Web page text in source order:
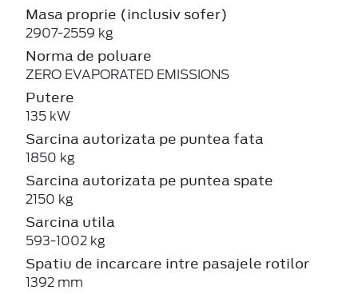
Masa proprie (inclusiv sofer)
2907-2559 kg
Norma de poluare
ZERO EVAPORATED EMISSIONS
Putere
135 kW
Sarcina autorizata pe puntea fata
1850 kg
Sarcina autorizata pe puntea spate
2150 kg
Sarcina utila
593-1002 kg
Spatiu de incarcare intre pasajele rotilor
1392 mm